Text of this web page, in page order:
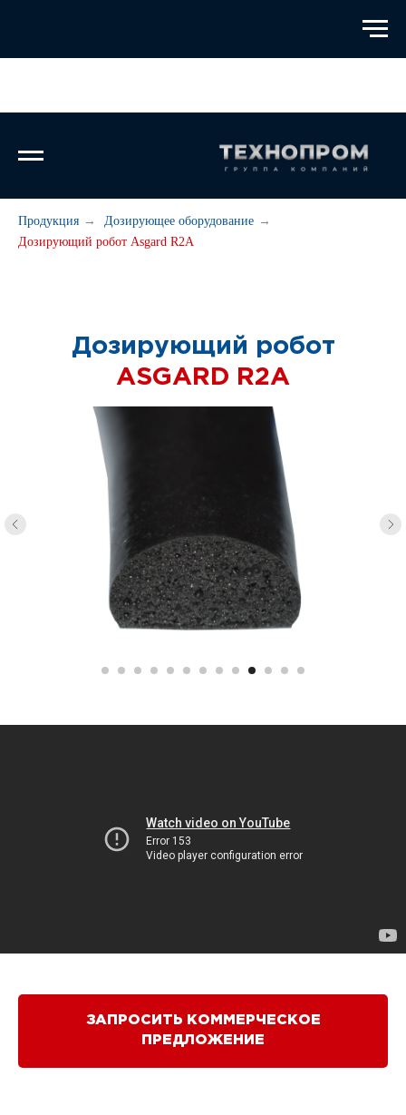
Продукция → Дозирующее оборудование →
Дозирующий робот Asgard R2A
Дозирующий робот
ASGARD R2А
ЗАПРОСИТЬ КОММЕРЧЕСКОЕ
ПРЕДЛОЖЕНИЕ